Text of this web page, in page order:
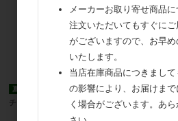
夏季冷蔵品 取寄商品
チョコヴィック チョコロック ダーク 1kg
三久
メーカーお取り寄せ商品
注文いただいてもすぐに
がございますので、お早
いたします。
当店在庫商品につきまし
の影響により、お届けま
く場合がございます。あ